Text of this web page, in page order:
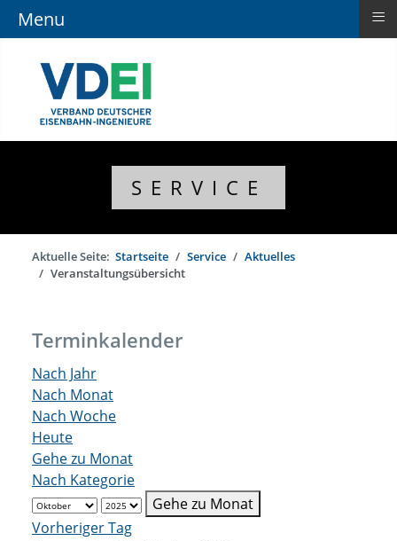
SERVICE
Aktuelle Seite: Startseite Service
Aktuelles
Veranstaltungsübersicht
Terminkalender
Nach Jahr
Nach Monat
Nach Woche
Heute
Gehe zu Monat
Nach Kategorie
Gehe zu Monat
Vorheriger Tag
Menu ≡